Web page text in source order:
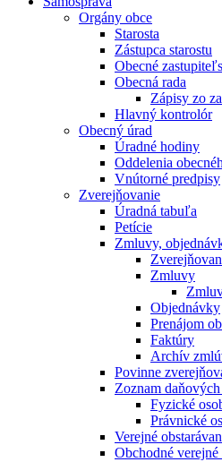
Orgány obce
Starosta
Zástupca starostu
Obecné
Obecná rada
Zápisy zo
Hlavný kontrolór
Obecný úrad
Úradné hodiny
Oddelenia
Vnútorné predpisy
Zverejňovanie
Úradná tabuľa
Petície
Zmluvy,
Zmluvy
Objednávky
Prenájom
Faktúry
Archív
Povinne
Zoznam
Fyzické
Právnické
Verejné
Obchodné verejné